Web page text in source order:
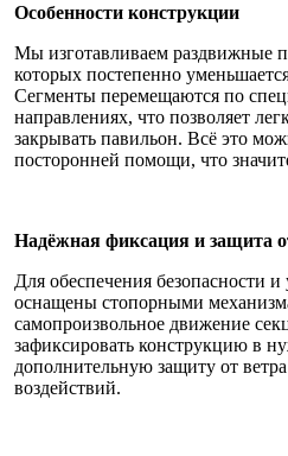
Особенности конструкции
Мы изготавливаем раздвижные
которых постепенно
Сегменты перемещаются по
направлениях, что позволяет
закрывать павильон. Всё это
посторонней помощи, что
Надёжная фиксация и защита
Для обеспечения безопасности
оснащены стопорными
самопроизвольное движение
зафиксировать конструкцию в
дополнительную защиту от
воздействий.